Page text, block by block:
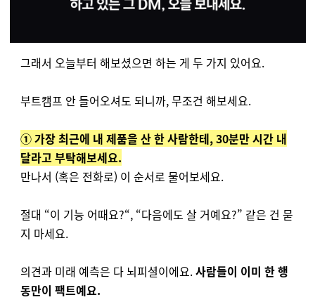
그래서 오늘부터 해보셨으면 하는 게 두 가지 있어요.
부트캠프 안 들어오셔도 되니까, 무조건 해보세요.
① 가장 최근에 내 제품을 산 한 사람한테, 30분만 시간 내
달라고 부탁해보세요.
만나서 (혹은 전화로) 이 순서로 물어보세요.
절대 “이 기능 어때요?“, “다음에도 살 거예요?” 같은 건 묻
지 마세요.
의견과 미래 예측은 다 뇌피셜이에요.사람들이 이미 한 행
동만이 팩트예요.